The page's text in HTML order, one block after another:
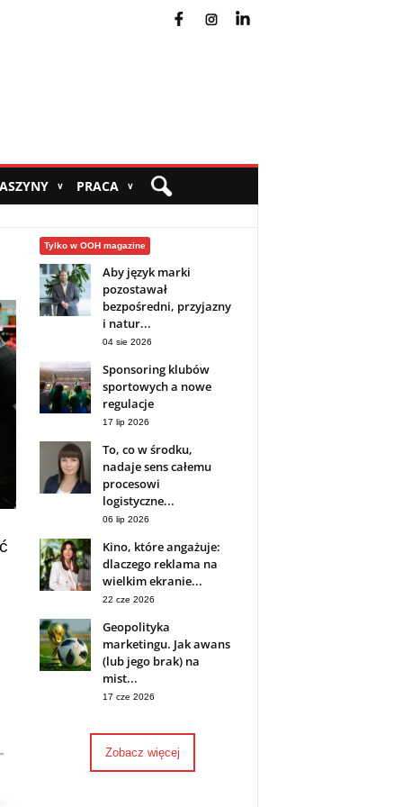
∨ PRACA ∨
Tylko w OOH magazine
Aby język marki
pozostawał
bezpośredni, przyjazny
i natur...
04 sie 2026
Sponsoring klubów
sportowych a nowe
regulacje
17 lip 2026
To, co w środku,
nadaje sens całemu
procesowi
logistyczne...
06 lip 2026
Kino, które angażuje:
dlaczego reklama na
wielkim ekranie...
22 cze 2026
Geopolityka
marketingu. Jak awans
(lub jego brak) na
mist...
17 cze 2026
Zobacz więcej